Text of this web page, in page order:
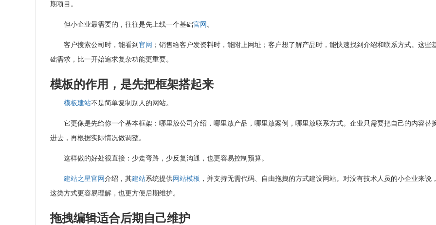
期项目。
但小企业最需要的，往往是先上线一个基础官网 。
客户搜索公司时，能看到 官网 ；销售给客户发资料时，能附上网址；客户想了解产品时，能快速找到介绍和联系方式。这些
础需求，比一开始追求复杂功能更重要。
模板的作用，是先把框架搭起来
模板建站不是简单复制别人的网站。
它更像是先给你一个基本框架：哪里放公司介绍，哪里放产品，哪里放案例，哪里放联系方式。企业只需要把自己的内容替
进去，再根据实际情况做调整。
这样做的好处很直接：少走弯路，少反复沟通，也更容易控制预算。
建站之星官网 介绍，其建站系统提供网站模板 ，并支持无需代码、自由拖拽的方式建设网站。对没有技术人员的小企业来说，
这类方式更容易理解，也更方便后期维护。
拖拽编辑适合后期自己维护